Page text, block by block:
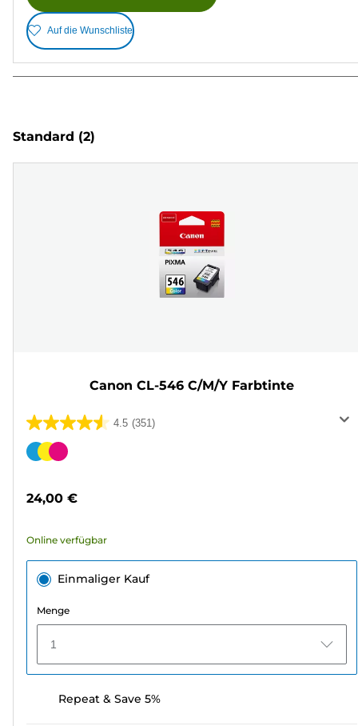
Auf die Wunschliste
Standard (2)
Canon CL-546 C/M/Y Farbtinte
4.5 (351)
4.5
von
351
Farbpatrone
24,00 €
Online verfügbar
Einmaliger Kauf
Menge
1
Repeat & Save 5%